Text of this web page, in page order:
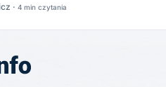
· 4 min czytania